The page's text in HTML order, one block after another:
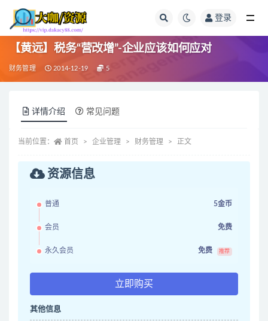
登录
【黄远】税务“营改增”-企业应该如何应对
财务管理 2014-12-19 5
详情介绍 常见问题
当前位置： 首页 企业管理 财务管理 正文
资源信息
普通 5金币
会员 免费
永久会员 免费 推荐
立即购买
其他信息
全部